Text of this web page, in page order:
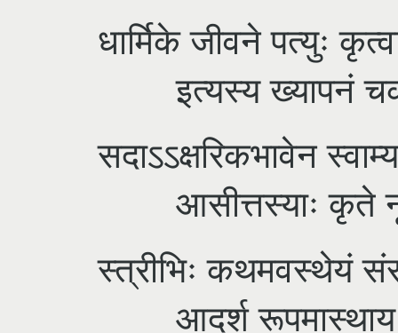
धार्मिके जीवने पत्युः
इत्यस्य ख्यापनं
सदाऽऽक्षरिकभावेन
आसीत्तस्याः कृते
स्त्रीभिः कथमवस्थेयं
आदर्श रूपमास्थाय